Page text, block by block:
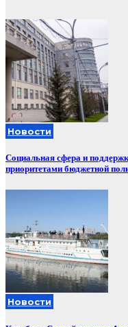
Новости
Социальная сфера и
приоритетами бюджетной
Новости